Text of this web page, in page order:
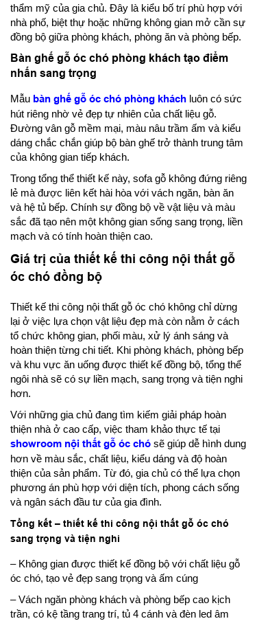
thẩm mỹ của gia chủ. Đây là kiểu bố trí phù hợp với
nhà phố, biệt thự hoặc những không gian mở cần sự
đồng bộ giữa phòng khách, phòng ăn và phòng bếp.
Bàn ghế gỗ óc chó phòng khách tạo điểm
nhấn sang trọng
Mẫu bàn ghế gỗ óc chó phòng khách luôn có sức
hút riêng nhờ vẻ đẹp tự nhiên của chất liệu gỗ.
Đường vân gỗ mềm mại, màu nâu trầm ấm và kiểu
dáng chắc chắn giúp bộ bàn ghế trở thành trung tâm
của không gian tiếp khách.
Trong tổng thể thiết kế này, sofa gỗ không đứng riêng
lẻ mà được liên kết hài hòa với vách ngăn, bàn ăn
và hệ tủ bếp. Chính sự đồng bộ về vật liệu và màu
sắc đã tạo nên một không gian sống sang trọng, liền
mạch và có tính hoàn thiện cao.
Giá trị của thiết kế thi công nội thất gỗ
óc chó đồng bộ
Thiết kế thi công nội thất gỗ óc chó không chỉ dừng
lại ở việc lựa chọn vật liệu đẹp mà còn nằm ở cách
tổ chức không gian, phối màu, xử lý ánh sáng và
hoàn thiện từng chi tiết. Khi phòng khách, phòng bếp
và khu vực ăn uống được thiết kế đồng bộ, tổng thể
ngôi nhà sẽ có sự liền mạch, sang trọng và tiện nghi
hơn.
Với những gia chủ đang tìm kiếm giải pháp hoàn
thiện nhà ở cao cấp, việc tham khảo thực tế tại
showroom nội thất gỗ óc chó sẽ giúp dễ hình dung
hơn về màu sắc, chất liệu, kiểu dáng và độ hoàn
thiện của sản phẩm. Từ đó, gia chủ có thể lựa chọn
phương án phù hợp với diện tích, phong cách sống
và ngân sách đầu tư của gia đình.
Tổng kết – thiết kế thi công nội thất gỗ óc chó
sang trọng và tiện nghi
– Không gian được thiết kế đồng bộ với chất liệu gỗ
óc chó, tạo vẻ đẹp sang trọng và ấm cúng
– Vách ngăn phòng khách và phòng bếp cao kịch
trần, có kệ tầng trang trí, tủ 4 cánh và đèn led âm